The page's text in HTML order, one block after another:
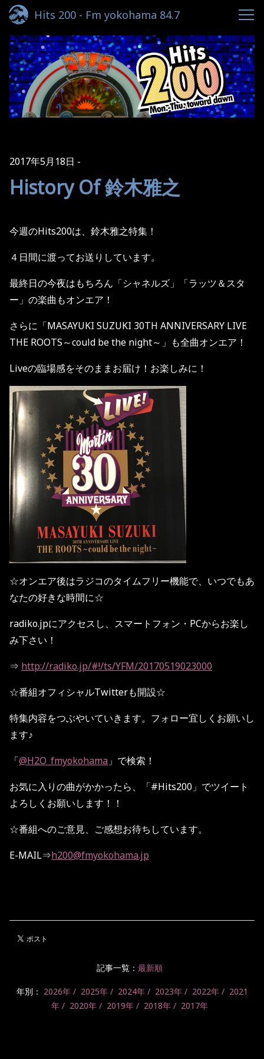
Hits 200 - Fm yokohama 84.7
2017年5月18日
History Of 鈴木雅之
今週のHits200は、鈴木雅之特集！
４日間に渡ってお送りしています。
最終日の今夜はもちろん「シャネルズ」「ラッツ＆スタ
ー」の楽曲もオンエア！
さらに「MASAYUKI SUZUKI 30TH ANNIVERSARY LIVE
THE ROOTS～could be the night～」も全曲オンエア！
Liveの臨場感をそのままお届け！お楽しみに！
☆オンエア後はラジコのタイムフリー機能で、いつでもあ
なたの好きな時間に☆
radiko.jpにアクセスし、スマートフォン・PCからお楽し
み下さい！
⇒ http://radiko.jp/#!/ts/YFM/20170519023000
☆番組オフィシャルTwitterも開設☆
特集内容をつぶやいていきます。フォロー宜しくお願いし
ます♪
「@H2O_fmyokohama 」で検索！
お気に入りの曲がかかったら、「#Hits200」でツイート
よろしくお願いします！！
☆番組へのご意見、ご感想お待ちしています。
E-MAIL⇒h200@fmyokohama.jp
記事一覧： 最新順
年別： 2026年 2025年 2024年 2023年 2022年
2021
年
2020年 2019年 2018年 2017年